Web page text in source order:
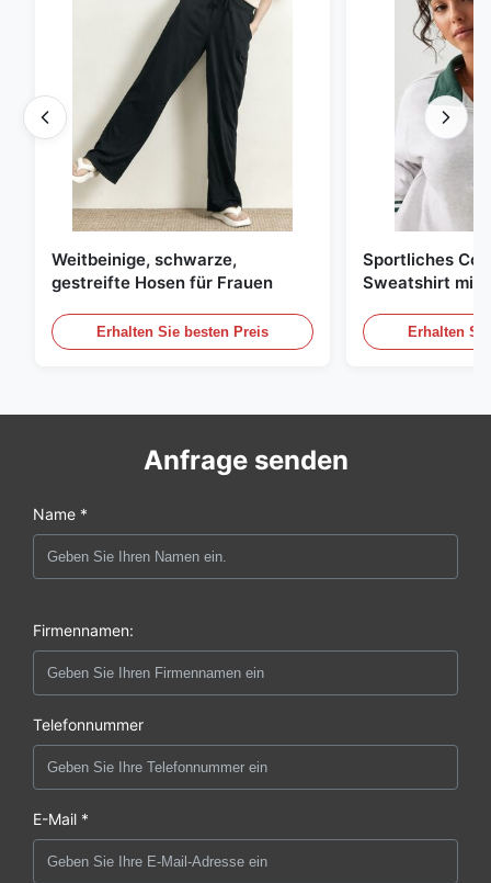
Weitbeinige, schwarze,
gestreifte Hosen für Frauen
Erhalten Sie besten Preis
Sportliches
Sweatshirt mit
Erhalten
Anfrage senden
Name *
Firmennamen:
Telefonnummer
E-Mail *